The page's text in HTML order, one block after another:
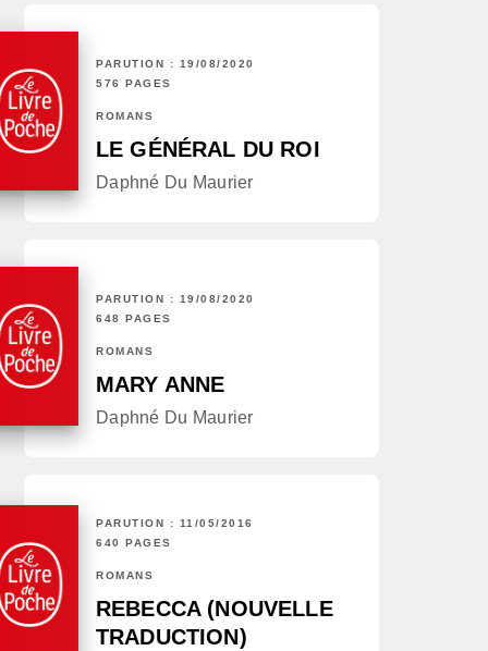
PARUTION : 19/08/2020
576 PAGES
ROMANS
LE GÉNÉRAL DU ROI
Daphné Du Maurier
PARUTION : 19/08/2020
648 PAGES
ROMANS
MARY ANNE
Daphné Du Maurier
PARUTION : 11/05/2016
640 PAGES
ROMANS
REBECCA (NOUVELLE
TRADUCTION)